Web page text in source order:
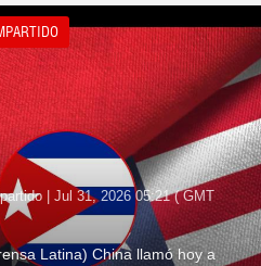
| Jul 31, 2026 05:21 ( GMT
Latina) China llamó hoy a